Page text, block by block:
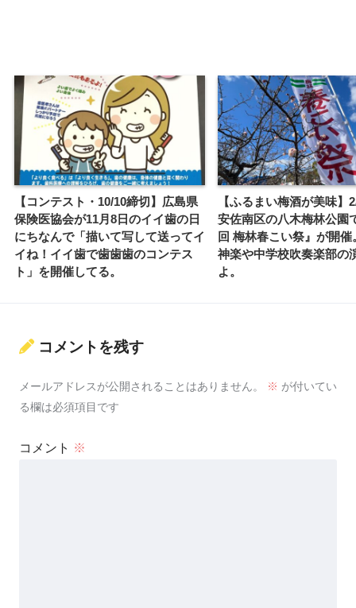
【コンテスト・10/10締切】広島県
保険医協会が11月8日のイイ歯の日
にちなんで「描いて写して送ってイ
イね！イイ歯で歯歯歯のコンテス
ト」を開催してる。
【ふるまい梅酒が美味】
安佐南区の八木梅林公園
回 梅林春こい祭』が開催
神楽や中学校吹奏楽部の
よ。
コメントを残す
メールアドレスが公開されることはありません。 ※ が付いてい
る欄は必須項目です
コメント ※